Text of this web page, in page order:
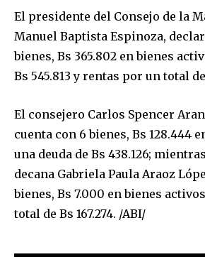
El presidente del Consejo de la
Manuel Baptista Espinoza,
bienes, Bs 365.802 en bienes
Bs 545.813 y rentas por un total de
El consejero Carlos Spencer
cuenta con 6 bienes, Bs 128.444
una deuda de Bs 438.126;
decana Gabriela Paula Araoz
bienes, Bs 7.000 en bienes
total de Bs 167.274. /ABI/